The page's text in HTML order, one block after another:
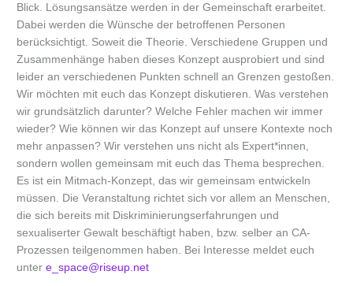
Blick. Lösungsansätze werden in der Gemeinschaft erarbeitet.
Dabei werden die Wünsche der betroffenen Personen
berücksichtigt. Soweit die Theorie. Verschiedene Gruppen und
Zusammenhänge haben dieses Konzept ausprobiert und sind
leider an verschiedenen Punkten schnell an Grenzen gestoßen.
Wir möchten mit euch das Konzept diskutieren. Was verstehen
wir grundsätzlich darunter? Welche Fehler machen wir immer
wieder? Wie können wir das Konzept auf unsere Kontexte noch
mehr anpassen? Wir verstehen uns nicht als Expert*innen,
sondern wollen gemeinsam mit euch das Thema besprechen.
Es ist ein Mitmach-Konzept, das wir gemeinsam entwickeln
müssen. Die Veranstaltung richtet sich vor allem an Menschen,
die sich bereits mit Diskriminierungserfahrungen und
sexualiserter Gewalt beschäftigt haben, bzw. selber an CA-
Prozessen teilgenommen haben. Bei Interesse meldet euch
untere_space@riseup.net